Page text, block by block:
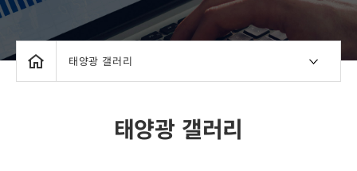
태양광 갤러리
태양광 갤러리